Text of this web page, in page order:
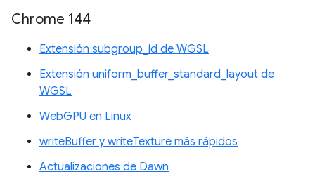
Chrome 144
Extensión subgroup_id de WGSL
Extensión uniform_buffer_standard_layout de
WGSL
WebGPU en Linux
writeBuffer y writeTexture más rápidos
Actualizaciones de Dawn